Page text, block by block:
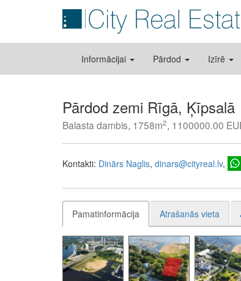
Informācijai Pārdod Izīrē
Pārdod zemi Rīgā, Ķīpsalā
Balasta dambis, 1758m2, 1100000.00
Kontakti: Dinārs Naglis dinars@cityreal.lv
Pamatinformācija Atrašanās vieta